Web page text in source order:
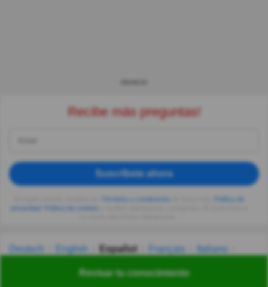
Revisar tu conocimiento
Recibe más preguntas!
Suscríbete ahora
privacidad
Deutsch English Español Français
Italiano
Українська हिन्दी 한국어 汉语